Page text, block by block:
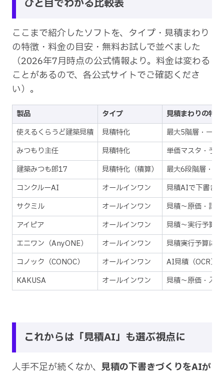
ひと目でわかる比較表
ここまで紹介したソフトを、タイプ・見積まわり
の特徴・料金の目安・無料お試しで並べました
（2026年7月時点の公式情報より。料金は変わる
ことがあるので、各公式サイトでご確認くださ
い）。
製品 タイプ
見積まわりの特徴
使えるくらうど建築見積
見積特化
最大5階層・一括
みつもり主任
見積特化
単価マスタ・予
建築みつも郎17
見積特化（積算）
最大6段階層・粗
コンクルーAI
オールインワン
見積AIで下書き
サクミル
オールインワン
見積〜原価・請
アイピア
オールインワン
見積〜実行予算
エニワン（AnyONE）
オールインワン
見積→実行予算に
コノック（CONOC）
オールインワン
AI見積（OCR）
KAKUSA
オールインワン 見積〜原価・入
これからは「見積AI」も選ぶ視点に
人手不足が続くなか、 見積の下書きづくりをAIが